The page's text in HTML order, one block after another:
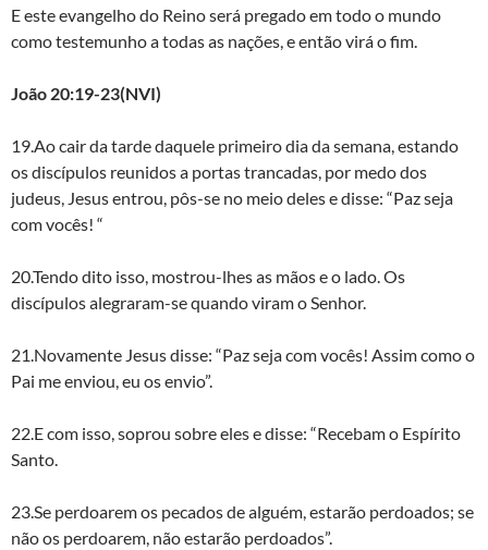
E este evangelho do Reino será pregado em todo o mundo
como testemunho a todas as nações, e então virá o fim.
João 20:19-23(NVI)
19.Ao cair da tarde daquele primeiro dia da semana, estando
os discípulos reunidos a portas trancadas, por medo dos
judeus, Jesus entrou, pôs-se no meio deles e disse: “Paz seja
com vocês! “
20.Tendo dito isso, mostrou-lhes as mãos e o lado. Os
discípulos alegraram-se quando viram o Senhor.
21.Novamente Jesus disse: “Paz seja com vocês! Assim como o
Pai me enviou, eu os envio”.
22.E com isso, soprou sobre eles e disse: “Recebam o Espírito
Santo.
23.Se perdoarem os pecados de alguém, estarão perdoados; se
não os perdoarem, não estarão perdoados”.